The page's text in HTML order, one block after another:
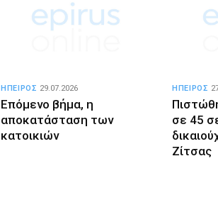
Επόμενο βήμα, η
αποκατάσταση των
κατοικιών
ΗΠΕΙΡΟΣ 29.07.2026
σε 45
Ζίτσας
ΗΠΕΙΡΟΣ